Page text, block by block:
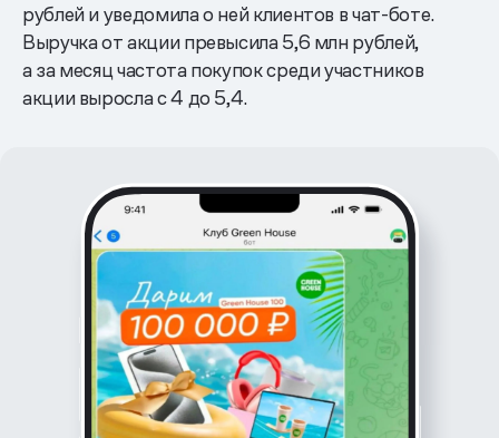
рублей и уведомила о ней клиентов в чат-боте.
Выручка от акции превысила 5,6 млн рублей,
а за месяц частота покупок среди участников
акции выросла с 4 до 5,4.